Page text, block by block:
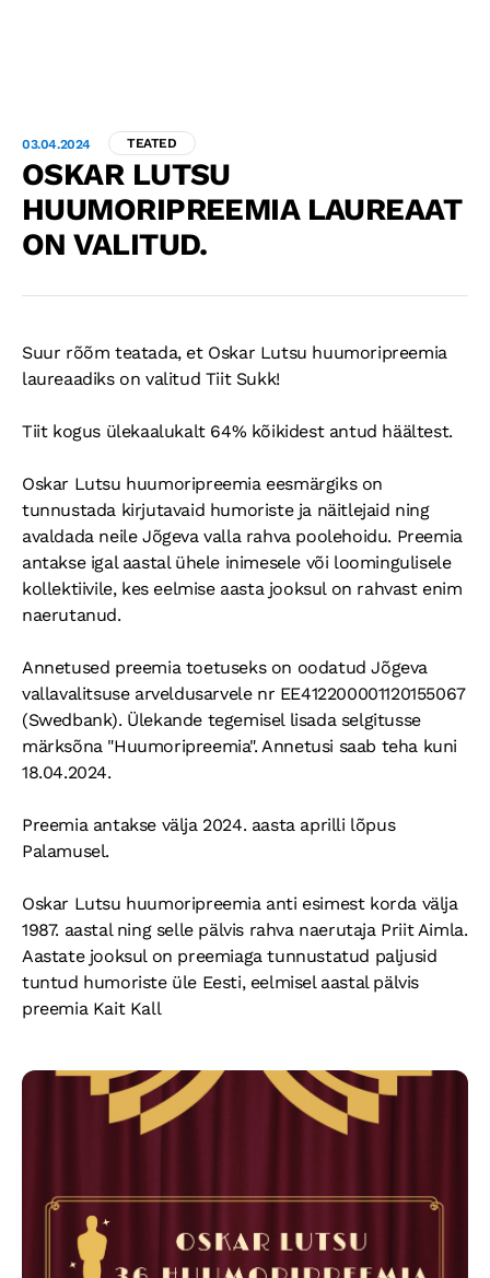
RINGITEGEVUS
KONTAKT
GALERII
KAUPLEJALE
KONTAKTID
SÜNDMUSTE GALERII
03.04.2024 TEATED
OSKAR LUTSU
HUUMORIPREEMIA LAUREAAT
ON VALITUD.
Suur rõõm teatada, et Oskar Lutsu huumoripreemia
laureaadiks on valitud Tiit Sukk!
Tiit kogus ülekaalukalt 64% kõikidest antud häältest.
Oskar Lutsu huumoripreemia eesmärgiks on
tunnustada kirjutavaid humoriste ja näitlejaid ning
avaldada neile Jõgeva valla rahva poolehoidu. Preemia
antakse igal aastal ühele inimesele või loomingulisele
kollektiivile, kes eelmise aasta jooksul on rahvast enim
naerutanud.
Annetused preemia toetuseks on oodatud Jõgeva
vallavalitsuse arveldusarvele nr EE412200001120155067
(Swedbank). Ülekande tegemisel lisada selgitusse
märksõna "Huumoripreemia". Annetusi saab teha kuni
18.04.2024.
Preemia antakse välja 2024. aasta aprilli lõpus
Palamusel.
Oskar Lutsu huumoripreemia anti esimest korda välja
1987. aastal ning selle pälvis rahva naerutaja Priit Aimla.
Aastate jooksul on preemiaga tunnustatud paljusid
tuntud humoriste üle Eesti, eelmisel aastal pälvis
preemia Kait Kall